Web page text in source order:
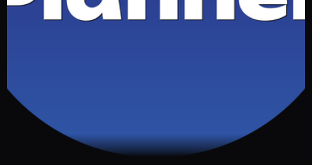
Частые вопросы о Муриел
Полный список — на Movie Planner: https://movie-
Кто такой(ая) Муриел Хаутекоеур?
Муриел Хаутекоеур — Актриса. Биография и роли
Где открыть фильмографию Муриел Хаутекоеур?
На Movie Planner: https://movie-planner.ru/s/